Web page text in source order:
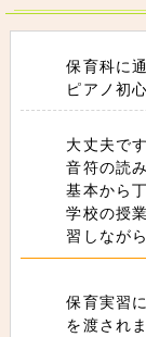
保育科に
ピアノ初
大丈夫です
音符の読
基本から
学校の授
習しなが
保育実習
を渡され